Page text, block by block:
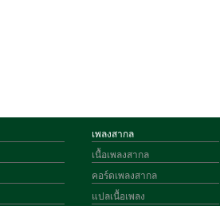
เพลงสากล
เนื้อเพลงสากล
คอร์ดเพลงสากล
แปลเนื้อเพลง